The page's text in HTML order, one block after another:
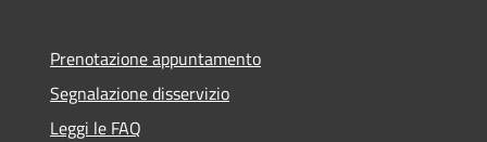
Prenotazione appuntamento
Segnalazione disservizio
Leggi le FAQ